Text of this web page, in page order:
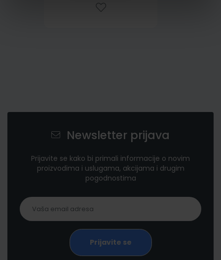
Newsletter prijava
Prijavite se kako bi primali informacije o novim
proizvodima i uslugama, akcijama i drugim
pogodnostima